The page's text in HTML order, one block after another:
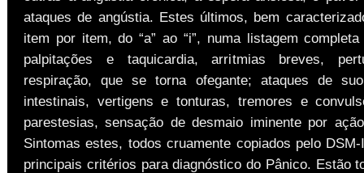
ataques de angústia. Estes últimos, bem
item por item, do “a” ao “i”, numa listagem
palpitações e taquicardia, arritmias breves,
respiração, que se torna ofegante; ataques de
intestinais, vertigens e tonturas, tremores e
parestesias, sensação de desmaio iminente por
Sintomas estes, todos cruamente copiados pelo
principais critérios para diagnóstico do Pânico. Estão